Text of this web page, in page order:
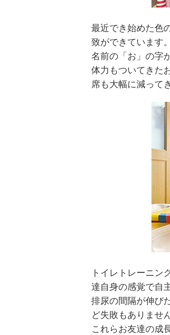
最近でき始めた色
致ができています。
名前の「お」の字
体力もついてきた
席も大幅に減って
トイレトレーニン
達自身の感覚で自
排尿の間隔が伸び
ど失敗もありません
これらお友達の成